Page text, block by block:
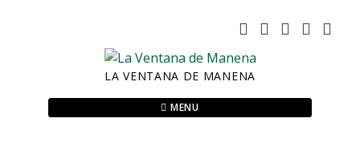
LA VENTANA DE MANENA
MENU